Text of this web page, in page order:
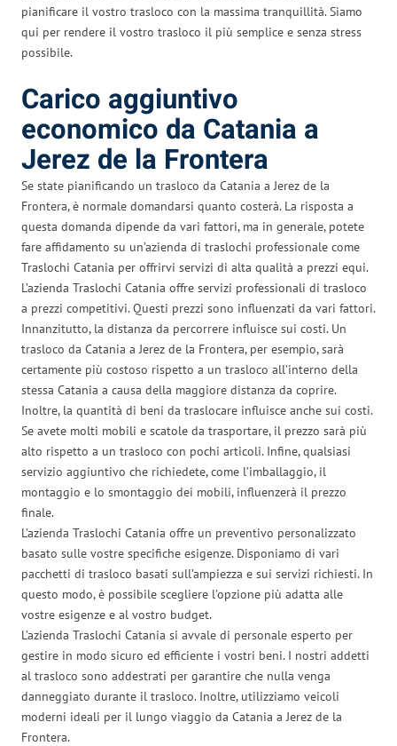
pianificare il vostro trasloco con la massima tranquillità. Siamo
qui per rendere il vostro trasloco il più semplice e senza stress
possibile.
Carico aggiuntivo
economico da Catania a
Jerez de la Frontera
Se state pianificando un trasloco da Catania a Jerez de la
Frontera, è normale domandarsi quanto costerà. La risposta a
questa domanda dipende da vari fattori, ma in generale, potete
fare affidamento su un’azienda di traslochi professionale come
Traslochi Catania per offrirvi servizi di alta qualità a prezzi equi.
L’azienda Traslochi Catania offre servizi professionali di trasloco
a prezzi competitivi. Questi prezzi sono influenzati da vari fattori.
Innanzitutto, la distanza da percorrere influisce sui costi. Un
trasloco da Catania a Jerez de la Frontera, per esempio, sarà
certamente più costoso rispetto a un trasloco all’interno della
stessa Catania a causa della maggiore distanza da coprire.
Inoltre, la quantità di beni da traslocare influisce anche sui costi.
Se avete molti mobili e scatole da trasportare, il prezzo sarà più
alto rispetto a un trasloco con pochi articoli. Infine, qualsiasi
servizio aggiuntivo che richiedete, come l’imballaggio, il
montaggio e lo smontaggio dei mobili, influenzerà il prezzo
finale.
L’azienda Traslochi Catania offre un preventivo personalizzato
basato sulle vostre specifiche esigenze. Disponiamo di vari
pacchetti di trasloco basati sull’ampiezza e sui servizi richiesti. In
questo modo, è possibile scegliere l’opzione più adatta alle
vostre esigenze e al vostro budget.
L’azienda Traslochi Catania si avvale di personale esperto per
gestire in modo sicuro ed efficiente i vostri beni. I nostri addetti
al trasloco sono addestrati per garantire che nulla venga
danneggiato durante il trasloco. Inoltre, utilizziamo veicoli
moderni ideali per il lungo viaggio da Catania a Jerez de la
Frontera.